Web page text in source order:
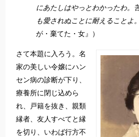
にあたしはやっとわかったわ
も愛されぬことに耐えることよ。
が・棄てた・女』）
さて本題に入ろう。名
家の美しい令嬢にハン
セン病の診断が下り、
療養所に閉じ込めら
れ、戸籍を抜き、親類
縁者、友人すべてと縁
を切り、いわば行方不